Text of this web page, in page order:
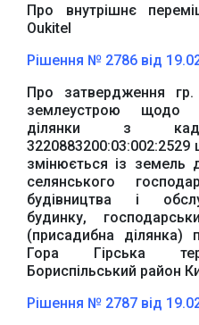
Про внутрішнє
Oukitel
Рішення № 2786 від
Про затвердження
землеустрою щодо
ділянки з
3220883200:03:002:2529
змінюється із земель
селянського
будівництва і
будинку,
(присадибна ділянка)
Гора Гірська
Бориспільський район
Рішення № 2787 від